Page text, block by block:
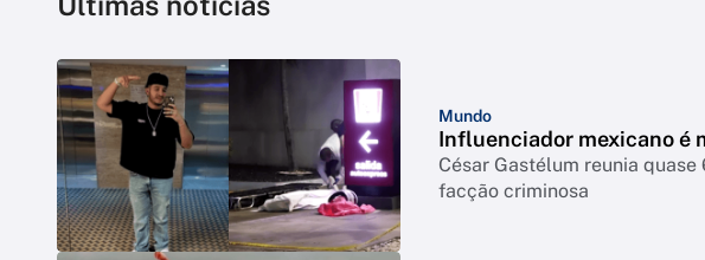
Mundo
Influenciador mexicano é
César Gastélum reunia
facção criminosa